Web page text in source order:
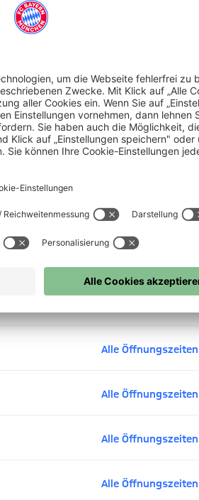
Alle Öffnungszeiten
Alle Öffnungszeiten
Alle Öffnungszeiten
Alle Öffnungszeiten
Alle Öffnungszeiten
Alle Öffnungszeiten